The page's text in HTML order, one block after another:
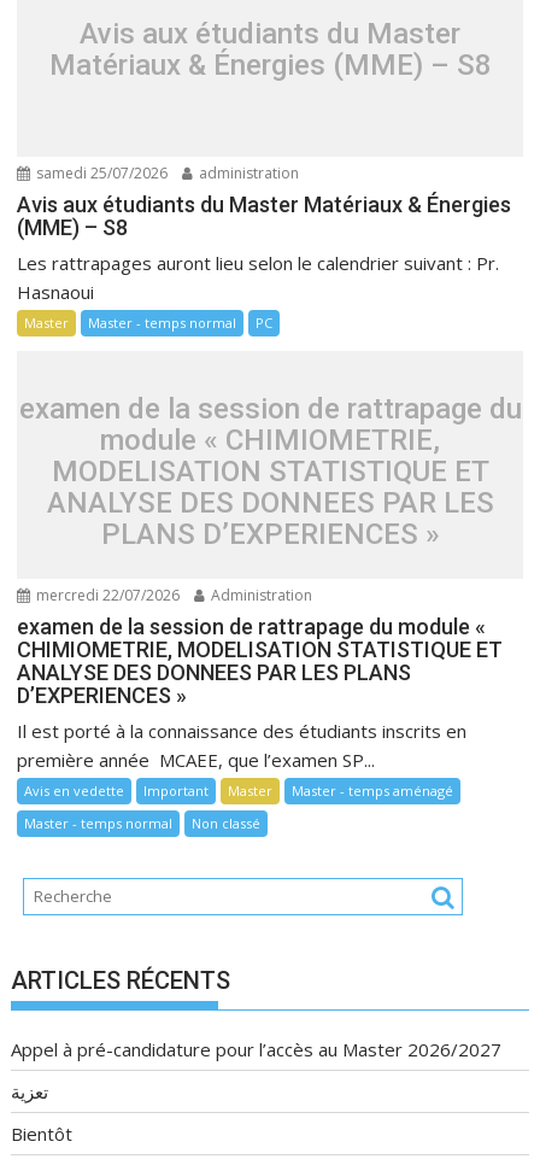
Avis aux étudiants du Master
Matériaux & Énergies (MME) – S8
samedi 25/07/2026 administration
Avis aux étudiants du Master Matériaux & Énergies
(MME) – S8
Les rattrapages auront lieu selon le calendrier suivant : Pr.
Hasnaoui
Master Master - temps normal PC
examen de la session de rattrapage du
module « CHIMIOMETRIE,
MODELISATION STATISTIQUE ET
ANALYSE DES DONNEES PAR LES
PLANS D’EXPERIENCES »
mercredi 22/07/2026 Administration
examen de la session de rattrapage du module «
CHIMIOMETRIE, MODELISATION STATISTIQUE ET
ANALYSE DES DONNEES PAR LES PLANS
D’EXPERIENCES »
Il est porté à la connaissance des étudiants inscrits en
première année MCAEE, que l’examen SP...
Avis en vedette Important Master
Master - temps aménagé
Master - temps normal
Non classé
ARTICLES RÉCENTS
Appel à pré-candidature pour l’accès au Master 2026/2027
تعزية
Bientôt